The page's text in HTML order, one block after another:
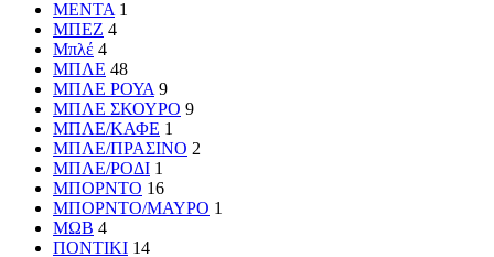
ΜΕΝΤΑ 1
ΜΠΕΖ 4
Μπλέ 4
ΜΠΛΕ 48
ΜΠΛΕ ΡΟΥΑ 9
ΜΠΛΕ ΣΚΟΥΡΟ 9
ΜΠΛΕ/ΚΑΦΕ 1
ΜΠΛΕ/ΠΡΑΣΙΝΟ 2
ΜΠΛΕ/ΡΟΔΙ 1
ΜΠΟΡΝΤΟ 16
ΜΠΟΡΝΤΟ/ΜΑΥΡΟ 1
ΜΩΒ 4
ΠΟΝΤΙΚΙ 14